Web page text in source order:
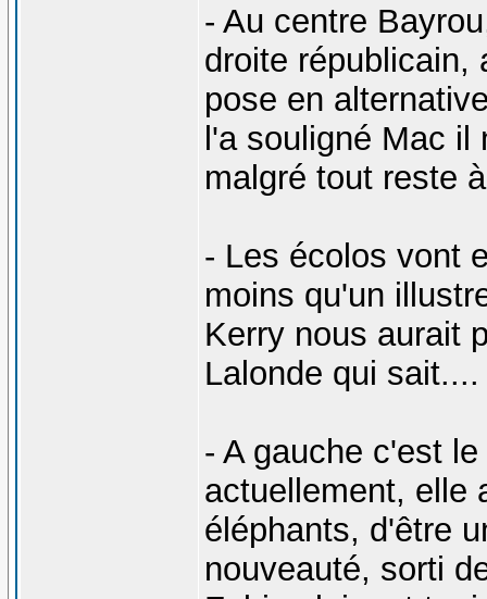
- Au centre
droite républicain,
pose en
l'a souligné Mac
malgré tout reste
- Les écolos vont
moins qu'un
Kerry nous aurait
Lalonde qui sait....
- A gauche c'est
actuellement, elle
éléphants, d'être
nouveauté, sorti